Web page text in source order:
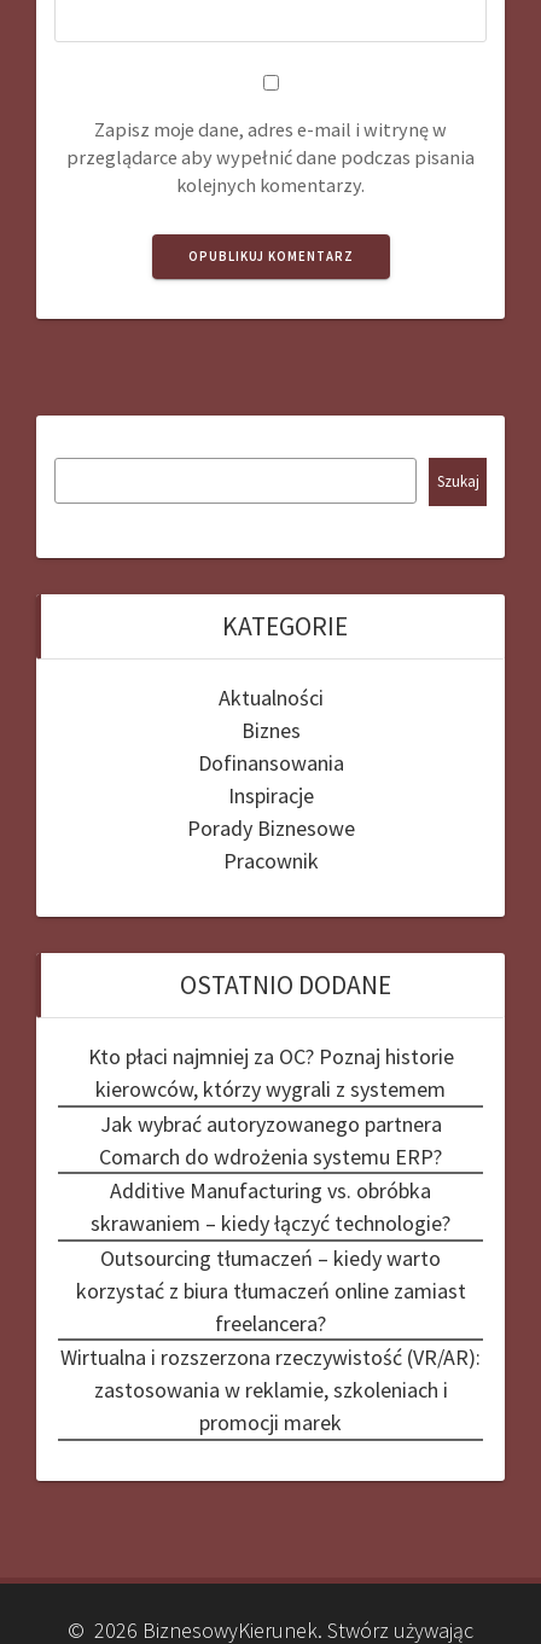
Zapisz moje dane, adres e-mail i witrynę w
przeglądarce aby wypełnić dane podczas pisania
kolejnych komentarzy.
Szukaj
KATEGORIE
Aktualności
Biznes
Dofinansowania
Inspiracje
Porady Biznesowe
Pracownik
OSTATNIO DODANE
Kto płaci najmniej za OC? Poznaj historie
kierowców, którzy wygrali z systemem
Jak wybrać autoryzowanego partnera
Comarch do wdrożenia systemu ERP?
Additive Manufacturing vs. obróbka
skrawaniem – kiedy łączyć technologie?
Outsourcing tłumaczeń – kiedy warto
korzystać z biura tłumaczeń online zamiast
freelancera?
Wirtualna i rozszerzona rzeczywistość (VR/AR):
zastosowania w reklamie, szkoleniach i
promocji marek
© 2026 BiznesowyKierunek. Stwórz używając